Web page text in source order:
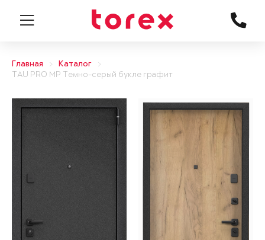
Главная
Каталог
TAU PRO MP Темно-серый букле графит